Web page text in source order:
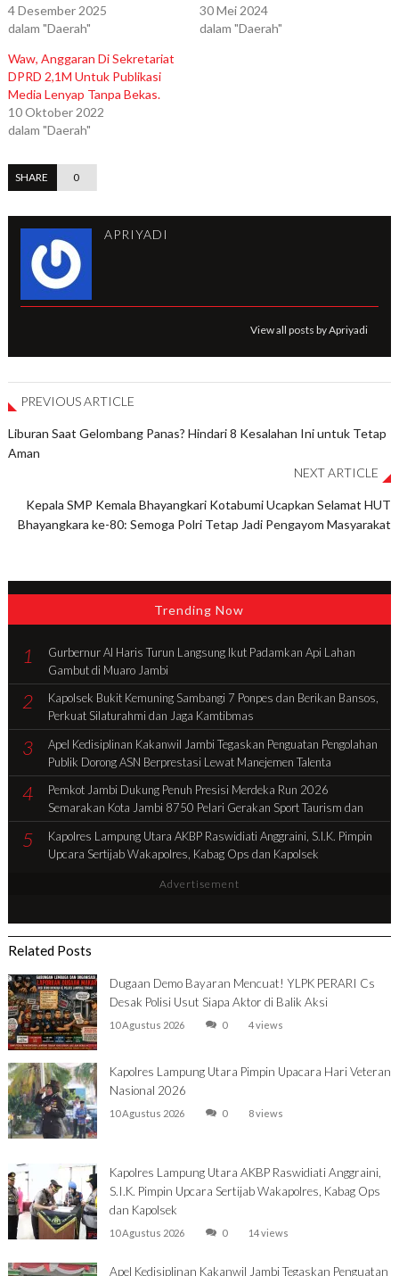
4 Desember 2025
dalam "Daerah"
30 Mei 2024
dalam "Daerah"
Waw, Anggaran Di Sekretariat
DPRD 2,1M Untuk Publikasi
Media Lenyap Tanpa Bekas.
10 Oktober 2022
dalam "Daerah"
SHARE 0
APRIYADI
View all posts by Apriyadi
PREVIOUS ARTICLE
Liburan Saat Gelombang Panas? Hindari 8 Kesalahan Ini untuk Tetap
Aman
NEXT ARTICLE
Kepala SMP Kemala Bhayangkari Kotabumi Ucapkan Selamat HUT
Bhayangkara ke-80: Semoga Polri Tetap Jadi Pengayom Masyarakat
Trending Now
1
Gurbernur Al Haris Turun Langsung Ikut Padamkan Api Lahan
Gambut di Muaro Jambi
2
Kapolsek Bukit Kemuning Sambangi 7 Ponpes dan Berikan Bansos,
Perkuat Silaturahmi dan Jaga Kamtibmas
3
Apel Kedisiplinan Kakanwil Jambi Tegaskan Penguatan Pengolahan
Publik Dorong ASN Berprestasi Lewat Manejemen Talenta
4
Pemkot Jambi Dukung Penuh Presisi Merdeka Run 2026
Semarakan Kota Jambi 8750 Pelari Gerakan Sport Taurism dan
Tingkatan Ekonomi Daerah
5
Kapolres Lampung Utara AKBP Raswidiati Anggraini, S.I.K. Pimpin
Upcara Sertijab Wakapolres, Kabag Ops dan Kapolsek
Advertisement
Related Posts
Dugaan Demo Bayaran Mencuat! YLPK PERARI Cs
Desak Polisi Usut Siapa Aktor di Balik Aksi
10 Agustus 2026 0 4 views
Kapolres Lampung Utara Pimpin Upacara Hari Veteran
Nasional 2026
10 Agustus 2026 0 8 views
Kapolres Lampung Utara AKBP Raswidiati Anggraini,
S.I.K. Pimpin Upcara Sertijab Wakapolres, Kabag Ops
dan Kapolsek
10 Agustus 2026 0 14 views
Apel Kedisiplinan Kakanwil Jambi Tegaskan Penguatan